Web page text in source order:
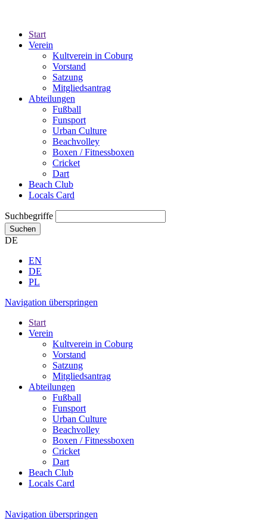
Start
Verein
Kultverein in Coburg
Vorstand
Satzung
Mitgliedsantrag
Abteilungen
Fußball
Funsport
Urban Culture
Beachvolley
Boxen / Fitnessboxen
Cricket
Dart
Beach Club
Locals Card
Suchbegriffe
Suchen
DE
EN
DE
PL
Navigation überspringen
Start
Verein
Kultverein in Coburg
Vorstand
Satzung
Mitgliedsantrag
Abteilungen
Fußball
Funsport
Urban Culture
Beachvolley
Boxen / Fitnessboxen
Cricket
Dart
Beach Club
Locals Card
Navigation überspringen